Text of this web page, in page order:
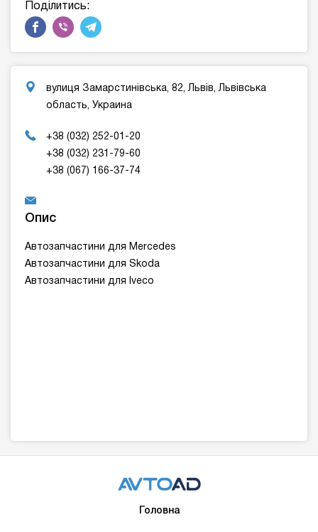
Поділитись:
вулиця Замарстинівська, 82, Львів, Львівська
область, Украина
+38 (032) 252-01-20
+38 (032) 231-79-60
+38 (067) 166-37-74
Опис
Автозапчастини для Mercedes
Автозапчастини для Skoda
Автозапчастини для Iveco
Головна